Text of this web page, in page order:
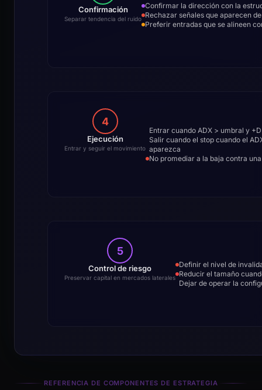
Confirmación
Separar tendencia del ruido
Confirmar la dirección con la
Rechazar señales que aparecen
Preferir entradas que se alineen
4
Ejecución
Entrar y seguir el movimiento
Entrar cuando ADX > umbral y
Salir cuando el stop cuando el
aparezca
No promediar a la baja contra
5
Control de riesgo
Preservar capital en mercados laterales
Definir el nivel de
Reducir el tamaño
Dejar de operar la
REFERENCIA DE COMPONENTES DE ESTRATEGIA